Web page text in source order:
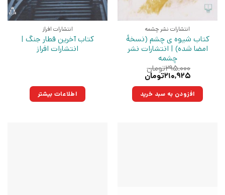
انتشارات نشر چشمه
کتاب شیوه ی چشم (نسخهٔ
امضا شده) | انتشارات نشر
چشمه
۲۹۵,۰۰۰تومان
قیمت
۲۹۵,۰۰۰تومان
بود.
۲۱۰,۹۲۵تومان
۲۱۰,۹۲۵تومان.افزودن به سبد خرید
انتشارات افراز
کتاب آخرین قطار جنگ |
انتشارات افراز
اطلاعات بیشتر